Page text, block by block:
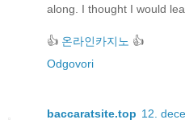
along. I thought I would
👍 온라인카지노 👍
Odgovori
baccaratsite.top 12.